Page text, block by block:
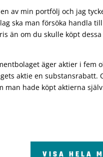
av min portfölj och jag
ska man försöka handla
än om du skulle köpt
äger aktier i
aktie en
hade köpt aktierna
VISA HELA